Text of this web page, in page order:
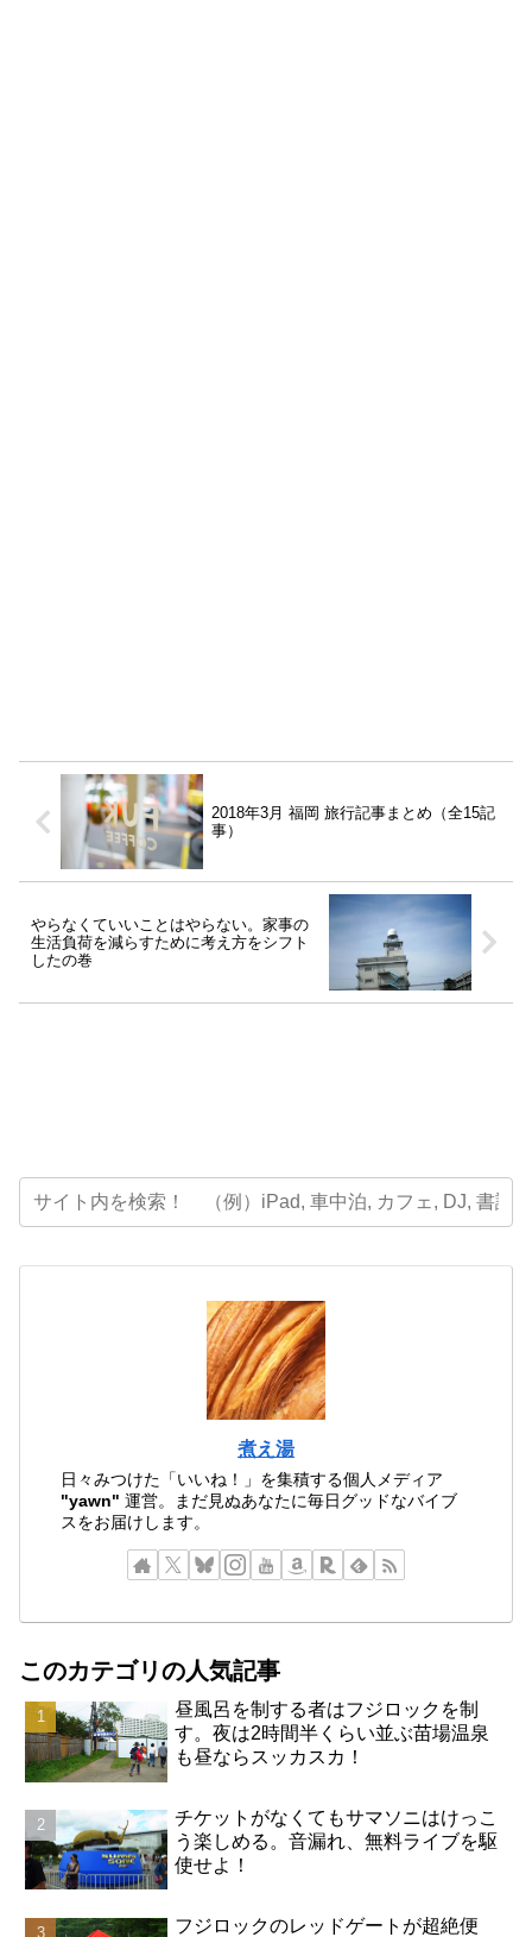
2018年3月 福岡 旅行記事まとめ（全15記
事）
やらなくていいことはやらない。家事の
生活負荷を減らすために考え方をシフト
したの巻
煮え湯
日々みつけた「いいね！」を集積する個人メディア
"yawn" 運営。まだ見ぬあなたに毎日グッドなバイブ
スをお届けします。
このカテゴリの人気記事
昼風呂を制する者はフジロックを制
す。夜は2時間半くらい並ぶ苗場温泉
も昼ならスッカスカ！
チケットがなくてもサマソニはけっこ
う楽しめる。音漏れ、無料ライブを駆
使せよ！
フジロックのレッドゲートが超絶便